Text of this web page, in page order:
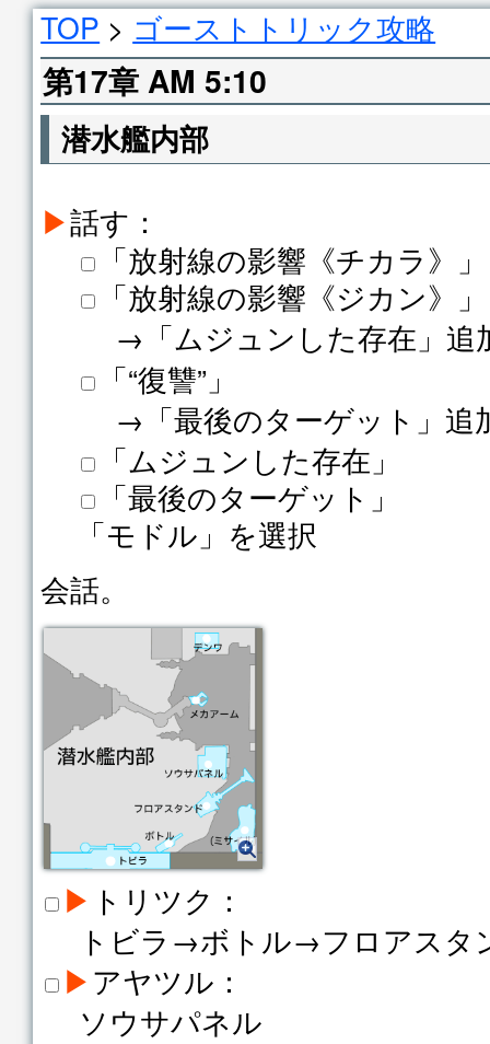
TOP > ゴーストトリック攻略
第17章 AM 5:10
潜水艦内部
▶話す：
「放射線の影響《チカラ》」
「放射線の影響《ジカン》」
→「ムジュンした存在」追
「“復讐”」
→「最後のターゲット」追
「ムジュンした存在」
「最後のターゲット」
「モドル」を選択
会話。
▶ トリツク：
トビラ→ボトル→フロアス
▶アヤツル：
ソウサパネル